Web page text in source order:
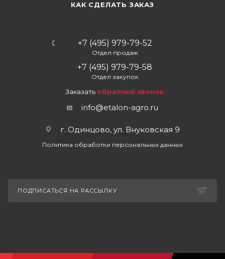
КАК СДЕЛАТЬ ЗАКАЗ
+7 (495) 979-79-52
Отдел продаж
+7 (495) 979-79-58
Отдел закупок
Заказать обратный звонок
info@etalon-agro.ru
г. Одинцово, ул. Внуковская 9
Политика обработки персональных данных
ПОДПИСАТЬСЯ НА РАССЫЛКУ